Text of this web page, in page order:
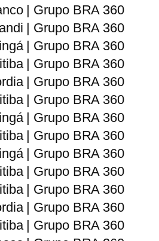
| Grupo BRA 360
| Grupo BRA 360
| Grupo BRA 360
| Grupo BRA 360
| Grupo BRA 360
| Grupo BRA 360
| Grupo BRA 360
| Grupo BRA 360
| Grupo BRA 360
| Grupo BRA 360
| Grupo BRA 360
| Grupo BRA 360
| Grupo BRA 360